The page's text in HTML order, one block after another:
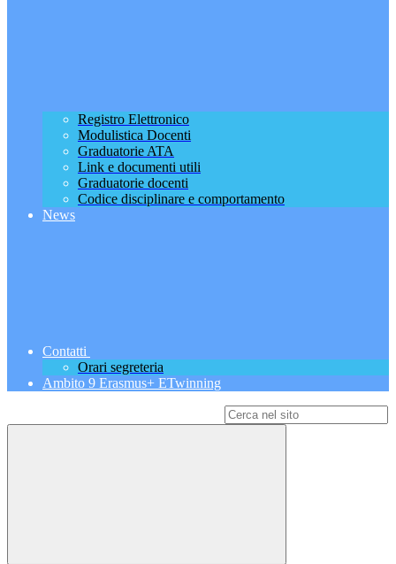
Registro Elettronico
Modulistica Docenti
Graduatorie ATA
Link e documenti utili
Graduatorie docenti
Codice disciplinare e comportamento
News
Contatti
Orari segreteria
Ambito 9 Erasmus+ ETwinning